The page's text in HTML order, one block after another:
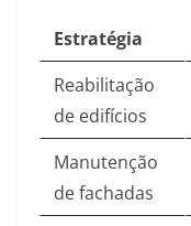
Estratégia
Reabilitação
de edifícios
Manutenção
de fachadas